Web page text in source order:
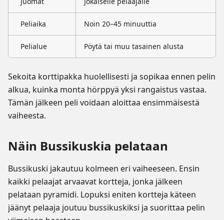
Peliaika Noin 20–45 minuuttia
Pelialue Pöytä tai muu tasainen alusta
Sekoita korttipakka huolellisesti ja sopikaa ennen pelin
alkua, kuinka monta hörppyä yksi rangaistus vastaa.
Tämän jälkeen peli voidaan aloittaa ensimmäisestä
vaiheesta.
Näin Bussikuskia pelataan
Bussikuski jakautuu kolmeen eri vaiheeseen. Ensin
kaikki pelaajat arvaavat kortteja, jonka jälkeen
pelataan pyramidi. Lopuksi eniten kortteja käteen
jäänyt pelaaja joutuu bussikuskiksi ja suorittaa pelin